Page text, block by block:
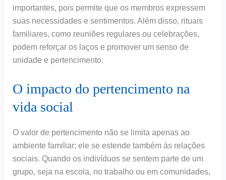
importantes, pois permite que os membros expressem
suas necessidades e sentimentos. Além disso, rituais
familiares, como reuniões regulares ou celebrações,
podem reforçar os laços e promover um senso de
unidade e pertencimento.
O impacto do pertencimento na
vida social
O valor de pertencimento não se limita apenas ao
ambiente familiar; ele se estende também às relações
sociais. Quando os indivíduos se sentem parte de um
grupo, seja na escola, no trabalho ou em comunidades,